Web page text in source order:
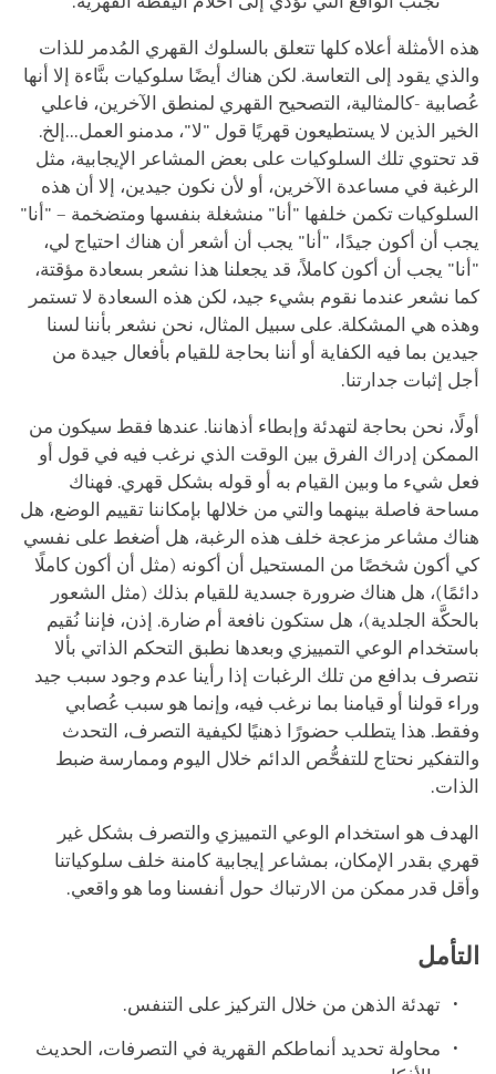
هذه الأمثلة أعلاه كلها تتعلق بالسلوك القهري المُدمر للذات
والذي يقود إلى التعاسة. لكن هناك أيضًا سلوكيات بنَّاءة إلا أنها
عُصابية -كالمثالية، التصحيح القهري لمنطق الآخرين، فاعلي
الخير الذين لا يستطيعون قهريًا قول "لا"، مدمنو العمل...إلخ.
قد تحتوي تلك السلوكيات على بعض المشاعر الإيجابية، مثل
الرغبة في مساعدة الآخرين، أو لأن نكون جيدين، إلا أن هذه
السلوكيات تكمن خلفها "أنا" منشغلة بنفسها ومتضخمة – "أنا"
يجب أن أكون جيدًا، "أنا" يجب أن أشعر أن هناك احتياج لي،
"أنا" يجب أن أكون كاملاً، قد يجعلنا هذا نشعر بسعادة مؤقتة،
كما نشعر عندما نقوم بشيء جيد، لكن هذه السعادة لا تستمر
وهذه هي المشكلة. على سبيل المثال، نحن نشعر بأننا لسنا
جيدين بما فيه الكفاية أو أننا بحاجة للقيام بأفعال جيدة من
أجل إثبات جدارتنا.
أولًا، نحن بحاجة لتهدئة وإبطاء أذهاننا. عندها فقط سيكون من
الممكن إدراك الفرق بين الوقت الذي نرغب فيه في قول أو
فعل شيء ما وبين القيام به أو قوله بشكل قهري. فهناك
مساحة فاصلة بينهما والتي من خلالها بإمكاننا تقييم الوضع، هل
هناك مشاعر مزعجة خلف هذه الرغبة، هل أضغط على نفسي
كي أكون شخصًا من المستحيل أن أكونه (مثل أن أكون كاملًا
دائمًا)، هل هناك ضرورة جسدية للقيام بذلك (مثل الشعور
بالحكَّة الجلدية)، هل ستكون نافعة أم ضارة. إذن، فإننا نُقيم
باستخدام الوعي التمييزي وبعدها نطبق التحكم الذاتي بألا
نتصرف بدافع من تلك الرغبات إذا رأينا عدم وجود سبب جيد
وراء قولنا أو قيامنا بما نرغب فيه، وإنما هو سبب عُصابي
وفقط. هذا يتطلب حضورًا ذهنيًا لكيفية التصرف، التحدث
والتفكير نحتاج للتفحُّص الدائم خلال اليوم وممارسة ضبط
الذات.
الهدف هو استخدام الوعي التمييزي والتصرف بشكل غير
قهري بقدر الإمكان، بمشاعر إيجابية كامنة خلف سلوكياتنا
وأقل قدر ممكن من الارتباك حول أنفسنا وما هو واقعي.
التأمل
تهدئة الذهن من خلال التركيز على التنفس.
محاولة تحديد أنماطكم القهرية في التصرفات، الحديث